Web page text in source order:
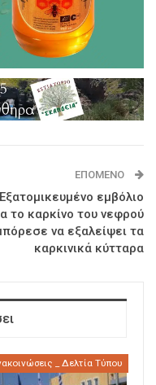
ΕΠΌΜΕΝΟ
Εξατομικευμένο εμβόλιο
το καρκίνο του νεφρού
να εξαλείψει τα
καρκινικά κύτταρα
_ Δελτία Τύπου